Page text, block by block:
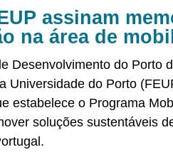
assinam
na área de
Desenvolvimento do Porto
Universidade do Porto
estabelece o Programa
soluções sustentáveis